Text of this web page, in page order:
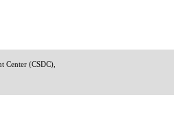
Center (CSDC),